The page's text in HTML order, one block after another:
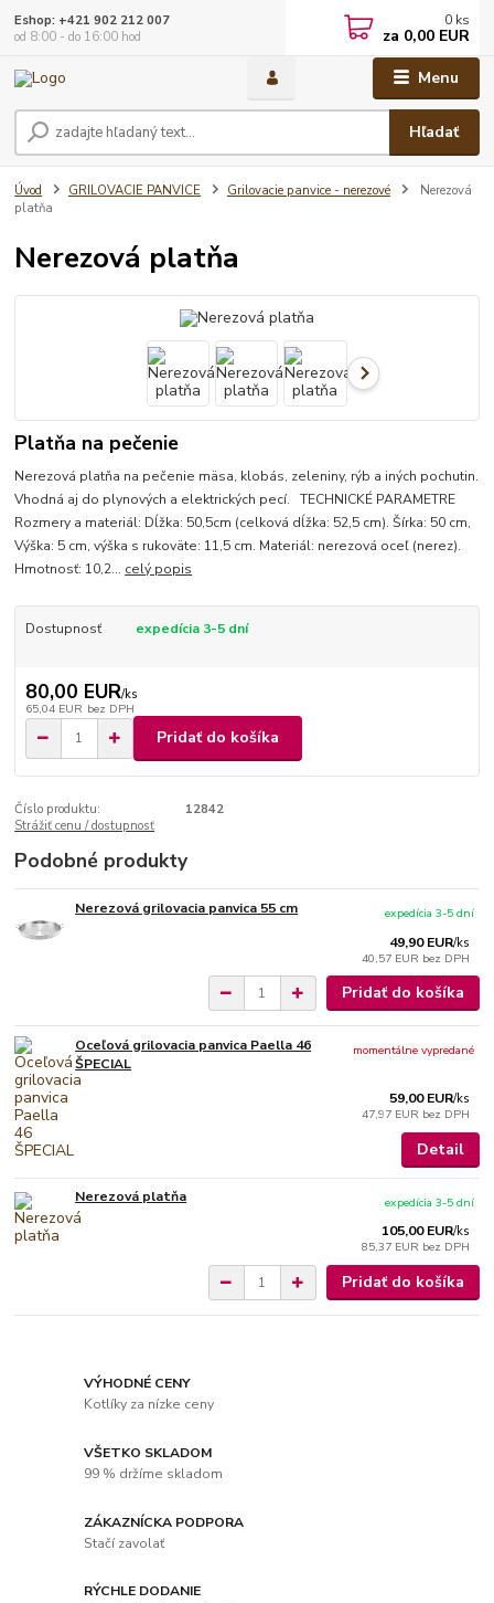
Menu
Hľadať
Eshop: +421 902 212 007
od 8:00 - do 16:00 hod
0 ks
za 0,00 EUR
Úvod GRILOVACIE PANVICE Grilovacie panvice - nerezové
Nerezová
platňa
Nerezová platňa
Platňa na pečenie
Nerezová platňa na pečenie mäsa, klobás, zeleniny, rýb a iných pochutin.
Vhodná aj do plynových a elektrických pecí. TECHNICKÉ PARAMETRE
Rozmery a materiál: Dĺžka: 50,5cm (celková dĺžka: 52,5 cm). Šírka: 50 cm,
Výška: 5 cm, výška s rukoväte: 11,5 cm. Materiál: nerezová oceľ (nerez).
Hmotnosť: 10,2... celý popis
Dostupnosť expedícia 3-5 dní
80,00 EUR/ks
65,04 EUR bez DPH
Pridať do košíka
Číslo produktu:
12842
Strážiť cenu / dostupnosť
Podobné produkty
Nerezová grilovacia panvica 55 cm
49,90 EUR/ks
40,57 EUR bez DPH
expedícia 3-5 dní
Pridať do košíka
Oceľová grilovacia panvica Paella 46
ŠPECIAL
59,00 EUR/ks
47,97 EUR bez DPH
momentálne vypredané
Detail
Nerezová platňa
105,00 EUR/ks
85,37 EUR bez DPH
expedícia 3-5 dní
Pridať do košíka
VÝHODNÉ CENY
Kotlíky za nízke ceny
VŠETKO SKLADOM
99 % držíme skladom
ZÁKAZNÍCKA PODPORA
Stačí zavolať
RÝCHLE DODANIE